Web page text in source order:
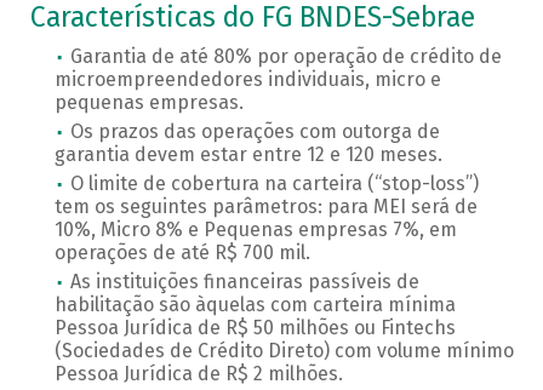
Características do FG BNDES-Sebrae
Garantia de até 80% por operação de crédito de
microempreendedores individuais, micro e
pequenas empresas.
Os prazos das operações com outorga de
garantia devem estar entre 12 e 120 meses.
O limite de cobertura na carteira (“stop-loss”)
tem os seguintes parâmetros: para MEI será de
10%, Micro 8% e Pequenas empresas 7%, em
operações de até R$ 700 mil.
As instituições financeiras passíveis de
habilitação são àquelas com carteira mínima
Pessoa Jurídica de R$ 50 milhões ou Fintechs
(Sociedades de Crédito Direto) com volume mínimo
Pessoa Jurídica de R$ 2 milhões.